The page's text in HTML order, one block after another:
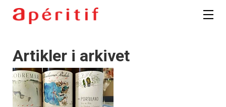
Artikler i arkivet